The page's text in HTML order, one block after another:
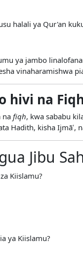
halali ya Qur'an
ya jambo
vinaharamishwa
hivi na
nafiqh, kwa sababu
Hadith, kisha
Jibu
Kiislamu?
ya Kiislamu?